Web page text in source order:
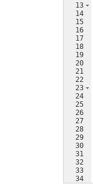
13
14
15
16
17
18
19
20
21
22
23
24
25
26
27
28
29
30
31
32
33
34